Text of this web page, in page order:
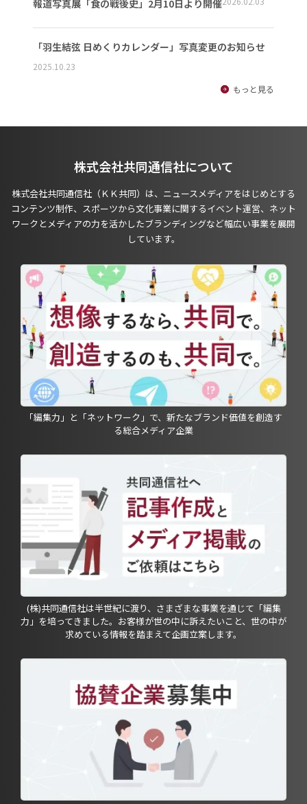
報道写真展「食の戦後史」2月10日より開催
「羽生結弦 日めくりカレンダー」写真変更のお知らせ
2025.10.23
もっと見る
株式会社共同通信社について
株式会社共同通信社（ＫＫ共同）は、ニュースメディアをはじめとする
コンテンツ制作、スポーツから文化事業に関するイベント運営、ネット
ワークとメディアの力を活かしたブランディングなど幅広い事業を展開
しています。
「編集力」と「ネットワーク」で、新たなブランド価値を創造す
る総合メディア企業
(株)共同通信社は半世紀に渡り、さまざまな事業を通じて「編集
力」を培ってきました。お客様が世の中に訴えたいこと、世の中が
求めている情報を踏まえて企画立案します。